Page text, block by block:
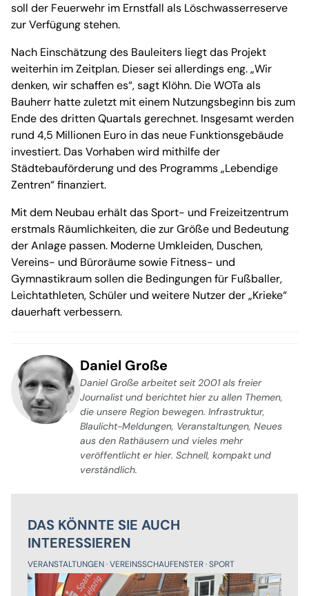
soll der Feuerwehr im Ernstfall als Löschwasserreserve
zur Verfügung stehen.
Nach Einschätzung des Bauleiters liegt das Projekt
weiterhin im Zeitplan. Dieser sei allerdings eng. „Wir
denken, wir schaffen es“, sagt Klöhn. Die WOTa als
Bauherr hatte zuletzt mit einem Nutzungsbeginn bis zum
Ende des dritten Quartals gerechnet. Insgesamt werden
rund 4,5 Millionen Euro in das neue Funktionsgebäude
investiert. Das Vorhaben wird mithilfe der
Städtebauförderung und des Programms „Lebendige
Zentren“ finanziert.
Mit dem Neubau erhält das Sport- und Freizeitzentrum
erstmals Räumlichkeiten, die zur Größe und Bedeutung
der Anlage passen. Moderne Umkleiden, Duschen,
Vereins- und Büroräume sowie Fitness- und
Gymnastikraum sollen die Bedingungen für Fußballer,
Leichtathleten, Schüler und weitere Nutzer der „Krieke“
dauerhaft verbessern.
Daniel Große
Daniel Große arbeitet seit 2001 als freier
Journalist und berichtet hier zu allen Themen,
die unsere Region bewegen. Infrastruktur,
Blaulicht-Meldungen, Veranstaltungen, Neues
aus den Rathäusern und vieles mehr
veröffentlicht er hier. Schnell, kompakt und
verständlich.
DAS KÖNNTE SIE AUCH
INTERESSIEREN
VERANSTALTUNGEN VEREINSSCHAUFENSTER SPORT